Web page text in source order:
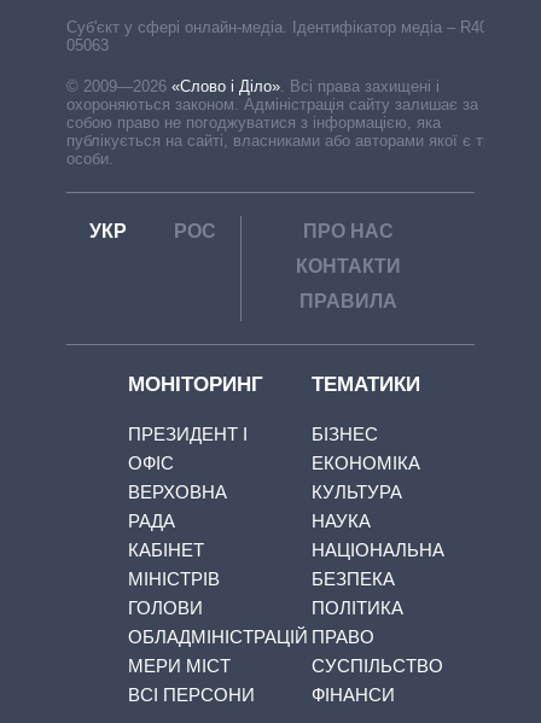
Cуб'єкт у сфері онлайн-медіа. Ідентифікатор медіа – R40-
05063
© 2009—2026 «Слово і Діло». Всі права захищені і
охороняються законом. Адміністрація сайту залишає за
собою право не погоджуватися з інформацією, яка
публікується на сайті, власниками або авторами якої є треті
особи.
УКР РОС
ПРО НАС
КОНТАКТИ
ПРАВИЛА
МОНІТОРИНГ
ПРЕЗИДЕНТ І
ОФІС
ВЕРХОВНА
РАДА
КАБІНЕТ
МІНІСТРІВ
ГОЛОВИ
ОБЛАДМІНІСТРАЦІЙ
МЕРИ МІСТ
ВСІ ПЕРСОНИ
ТЕМАТИКИ
БІЗНЕС
ЕКОНОМІКА
КУЛЬТУРА
НАУКА
НАЦІОНАЛЬНА
БЕЗПЕКА
ПОЛІТИКА
ПРАВО
СУСПІЛЬСТВО
ФІНАНСИ